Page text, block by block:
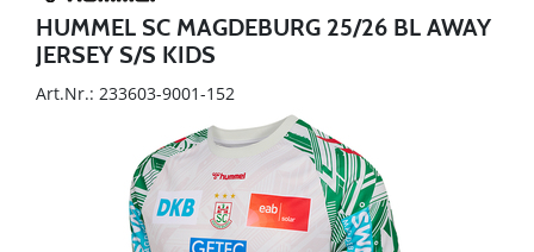
HUMMEL SC MAGDEBURG 25/26 BL AWAY
JERSEY S/S KIDS
Art.Nr.: 233603-9001-152